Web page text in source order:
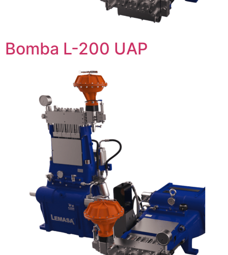
Bomba L-200 UAP